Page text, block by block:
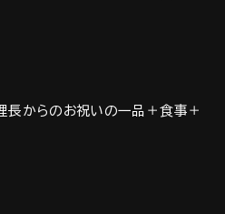
からのお祝いの一品＋食事＋